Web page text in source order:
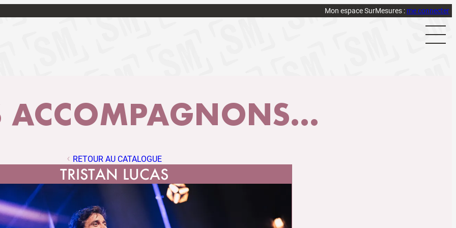
Mon espace SurMesures : me connecter
ACCOMPAGNONS...
RETOUR AU CATALOGUE
TRISTAN LUCAS